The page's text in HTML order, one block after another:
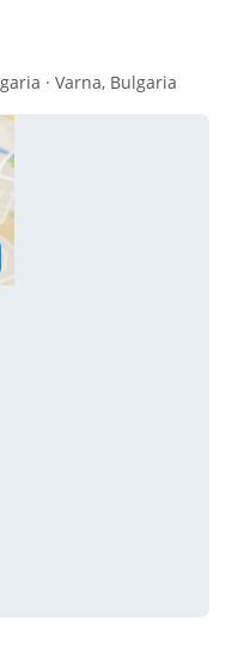
· Varna, Bulgaria